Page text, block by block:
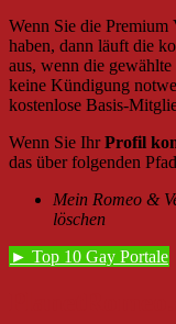
Wenn Sie die Premium
haben, dann läuft die
aus, wenn die
keine Kündigung
kostenlose Basis-
Wenn Sie IhrProfil
das über folgenden
Mein Romeo &
löschen
► Top 10 Gay Portale